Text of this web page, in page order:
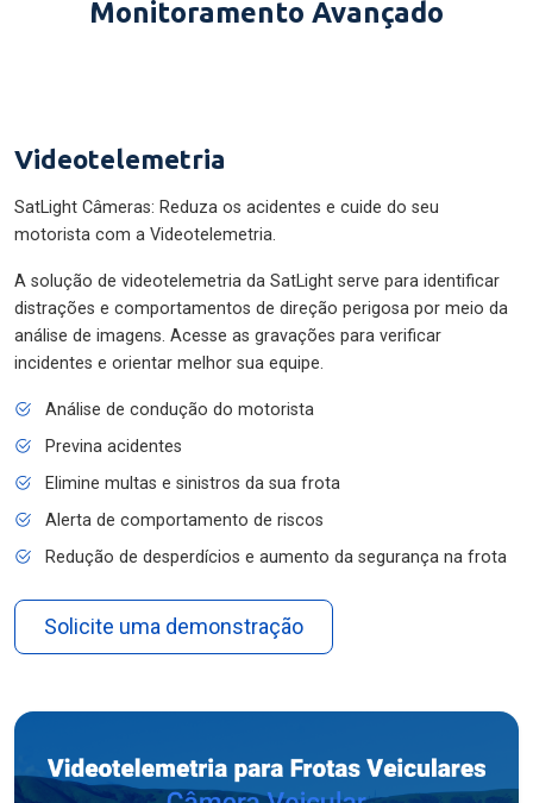
Monitoramento Avançado
Videotelemetria
SatLight Câmeras: Reduza os acidentes e cuide do seu
motorista com a Videotelemetria.
A solução de videotelemetria da SatLight serve para identificar
distrações e comportamentos de direção perigosa por meio da
análise de imagens. Acesse as gravações para verificar
incidentes e orientar melhor sua equipe.
Análise de condução do motorista
Previna acidentes
Elimine multas e sinistros da sua frota
Alerta de comportamento de riscos
Redução de desperdícios e aumento da segurança na frota
Solicite uma demonstração